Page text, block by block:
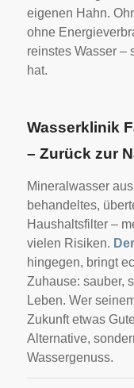
eigenen Hahn.
ohne
reinstes Wasser –
hat.
Wasserklinik
– Zurück zur
Mineralwasser
behandeltes,
Haushaltsfilter –
vielen Risiken.
hingegen, bringt
Zuhause: sauber,
Leben. Wer
Zukunft etwas
Alternative,
Wassergenuss.